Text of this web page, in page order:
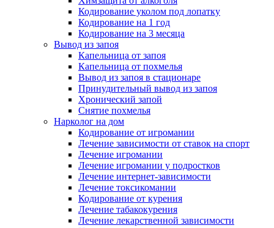
Кодирование уколом под лопатку
Кодирование на 1 год
Кодирование на 3 месяца
Вывод из запоя
Капельница от запоя
Капельница от похмелья
Вывод из запоя в стационаре
Принудительный вывод из запоя
Хронический запой
Снятие похмелья
Нарколог на дом
Кодирование от игромании
Лечение зависимости от ставок на спорт
Лечение игромании
Лечение игромании у подростков
Лечение интернет-зависимости
Лечение токсикомании
Кодирование от курения
Лечение табакокурения
Лечение лекарственной зависимости